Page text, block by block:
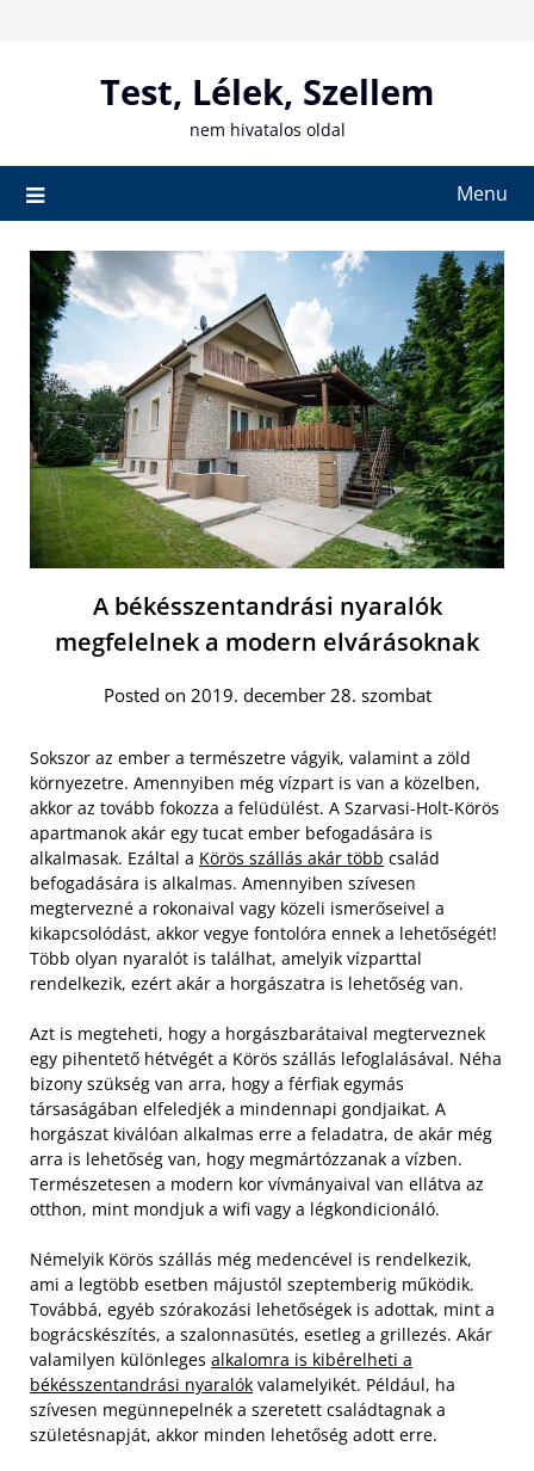
Test, Lélek, Szellem
nem hivatalos oldal
Menu
A békésszentandrási nyaralók
megfelelnek a modern elvárásoknak
Posted on 2019. december 28. szombat
Sokszor az ember a természetre vágyik, valamint a zöld
környezetre. Amennyiben még vízpart is van a közelben,
akkor az tovább fokozza a felüdülést. A Szarvasi-Holt-Körös
apartmanok akár egy tucat ember befogadására is
alkalmasak. Ezáltal a Körös szállás akár több család
befogadására is alkalmas. Amennyiben szívesen
megtervezné a rokonaival vagy közeli ismerőseivel a
kikapcsolódást, akkor vegye fontolóra ennek a lehetőségét!
Több olyan nyaralót is találhat, amelyik vízparttal
rendelkezik, ezért akár a horgászatra is lehetőség van.
Azt is megteheti, hogy a horgászbarátaival megterveznek
egy pihentető hétvégét a Körös szállás lefoglalásával. Néha
bizony szükség van arra, hogy a férfiak egymás
társaságában elfeledjék a mindennapi gondjaikat. A
horgászat kiválóan alkalmas erre a feladatra, de akár még
arra is lehetőség van, hogy megmártózzanak a vízben.
Természetesen a modern kor vívmányaival van ellátva az
otthon, mint mondjuk a wifi vagy a légkondicionáló.
Némelyik Körös szállás még medencével is rendelkezik,
ami a legtöbb esetben májustól szeptemberig működik.
Továbbá, egyéb szórakozási lehetőségek is adottak, mint a
bográcskészítés, a szalonnasütés, esetleg a grillezés. Akár
valamilyen különleges alkalomra is kibérelheti a
békésszentandrási nyaralók valamelyikét. Például, ha
szívesen megünnepelnék a szeretett családtagnak a
születésnapját, akkor minden lehetőség adott erre.